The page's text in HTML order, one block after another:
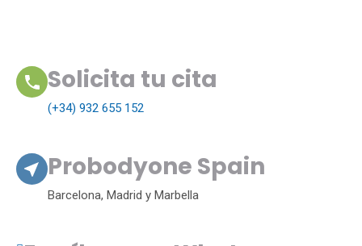
Solicita tu cita
(+34) 932 655 152
Probodyone Spain
Barcelona, Madrid y Marbella